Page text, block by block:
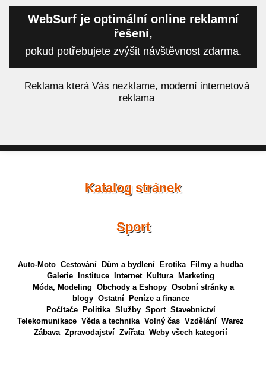
WebSurf je optimální online reklamní
řešení,
pokud potřebujete zvýšit návštěvnost zdarma.
Reklama která Vás nezklame, moderní internetová
reklama
Katalog stránek
Sport
Auto-Moto Cestování Dům a bydlení Erotika
Filmy a hudba
Galerie
Instituce Internet Kultura
Marketing
Móda, Modeling Obchody a Eshopy Osobní stránky a
blogy Ostatní
Peníze a finance
Počítače
Politika Služby Sport Stavebnictví
Telekomunikace Věda a technika Volný čas Vzdělání Warez
Zábava Zpravodajství Zvířata Weby všech kategorií